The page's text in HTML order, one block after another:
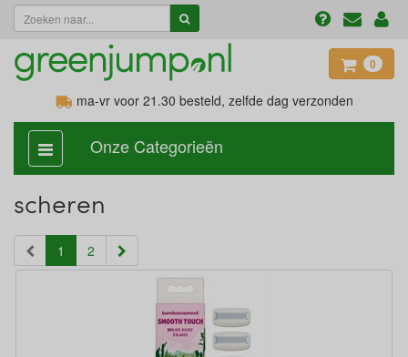
0
ma-vr voor 21.30 besteld, zelfde dag verzonden
categorie
aan,
Onze Categorieën
scheren
1 (current)
2